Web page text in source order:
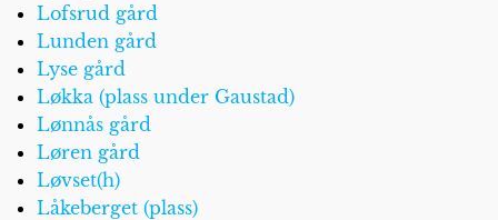
Lofsrud gård
Lunden gård
Lyse gård
Løkka (plass under Gaustad)
Lønnås gård
Løren gård
Løvset(h)
Låkeberget (plass)